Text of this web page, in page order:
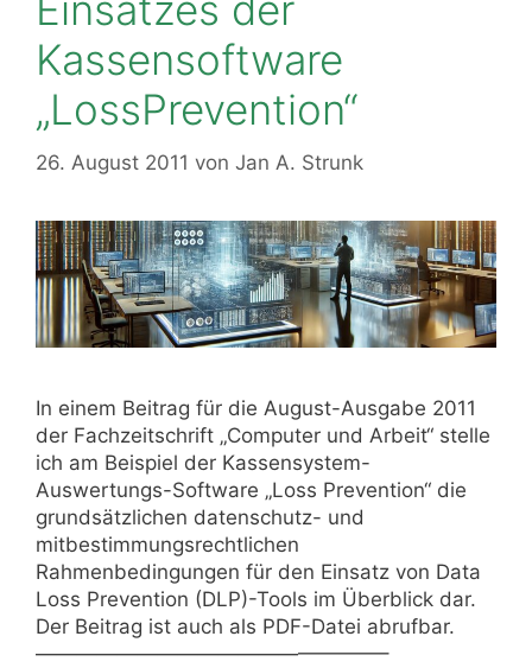
Kassensoftware
„LossPrevention“
26. August 2011 von Jan A. Strunk
In einem Beitrag für die August-Ausgabe 2011
der Fachzeitschrift „Computer und Arbeit“ stelle
ich am Beispiel der Kassensystem-
Auswertungs-Software „Loss Prevention“ die
grundsätzlichen datenschutz- und
mitbestimmungsrechtlichen
Rahmenbedingungen für den Einsatz von Data
Loss Prevention (DLP)-Tools im Überblick dar.
Der Beitrag ist auch als PDF-Datei abrufbar.
—————————————————–